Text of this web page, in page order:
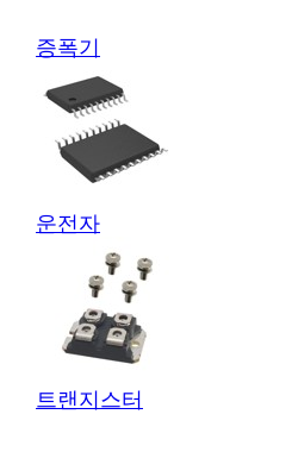
증폭기
운전자
트랜지스터